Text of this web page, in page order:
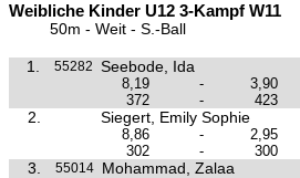
Weibliche Kinder U12 3-Kampf W11
50m - Weit - S.-Ball
1. 55282 Seebode, Ida
8,19 - 3,90
372
- 423
2. Siegert, Emily Sophie
8,86 - 2,95
302
- 300
3. 55014 Mohammad, Zalaa